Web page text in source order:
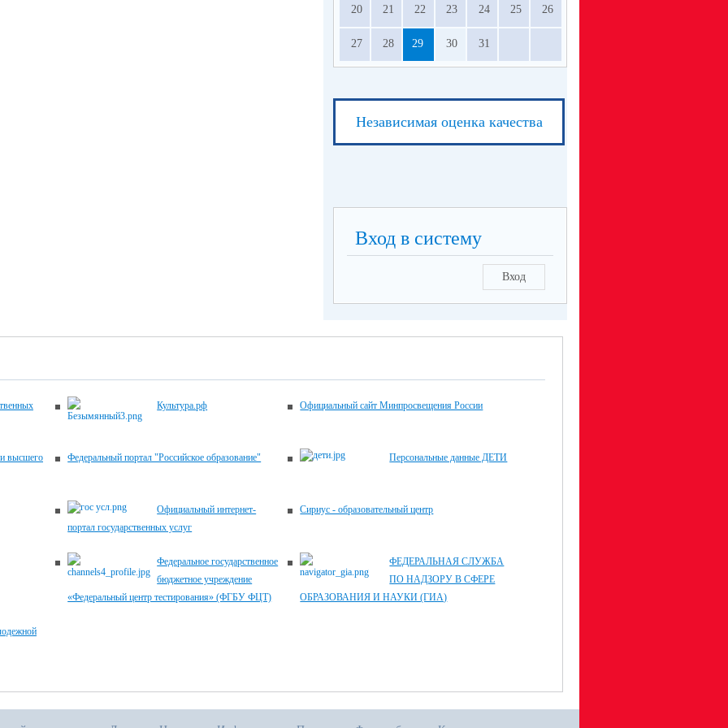
20 21 22 23 24 25 26
27 28 29 30 31
Независимая оценка качества
Вход в систему
Вход
Культура.рф Официальный сайт Минпросвещения России
высшего
Федеральный портал "Российское образование" Персональные данные ДЕТИ
Официальный интернет-
портал государственных услуг
Сириус - образовательный центр
Федеральное государственное
бюджетное учреждение
«Федеральный центр тестирования» (ФГБУ ФЦТ)
ФЕДЕРАЛЬНАЯ СЛУЖБА
ПО НАДЗОРУ В СФЕРЕ
ОБРАЗОВАНИЯ И НАУКИ (ГИА)